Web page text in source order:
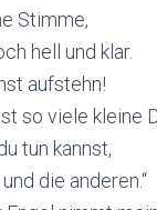
Stimme,
hell und klar.
aufstehn!
so viele kleine
tun kannst,
die anderen.“